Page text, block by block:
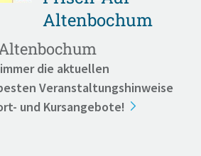
Altenbochum
die aktuellen
Veranstaltungshinweise
und Kursangebote!